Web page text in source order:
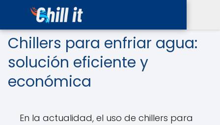
Chillers para enfriar agua:
solución eficiente y
económica
En la actualidad, el uso de chillers para